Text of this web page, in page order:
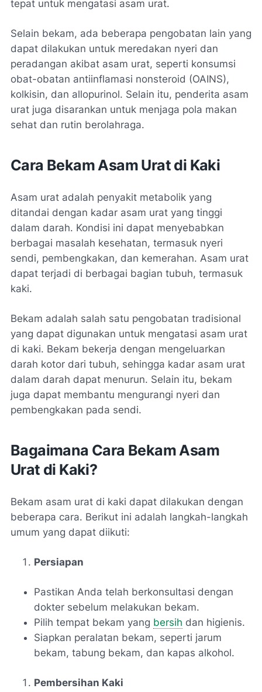
tepat untuk mengatasi asam urat.
Selain bekam, ada beberapa pengobatan lain yang
dapat dilakukan untuk meredakan nyeri dan
peradangan akibat asam urat, seperti konsumsi
obat-obatan antiinflamasi nonsteroid (OAINS),
kolkisin, dan allopurinol. Selain itu, penderita asam
urat juga disarankan untuk menjaga pola makan
sehat dan rutin berolahraga.
Cara Bekam Asam Urat di Kaki
Asam urat adalah penyakit metabolik yang
ditandai dengan kadar asam urat yang tinggi
dalam darah. Kondisi ini dapat menyebabkan
berbagai masalah kesehatan, termasuk nyeri
sendi, pembengkakan, dan kemerahan. Asam urat
dapat terjadi di berbagai bagian tubuh, termasuk
kaki.
Bekam adalah salah satu pengobatan tradisional
yang dapat digunakan untuk mengatasi asam urat
di kaki. Bekam bekerja dengan mengeluarkan
darah kotor dari tubuh, sehingga kadar asam urat
dalam darah dapat menurun. Selain itu, bekam
juga dapat membantu mengurangi nyeri dan
pembengkakan pada sendi.
Bagaimana Cara Bekam Asam
Urat di Kaki?
Bekam asam urat di kaki dapat dilakukan dengan
beberapa cara. Berikut ini adalah langkah-langkah
umum yang dapat diikuti:
Persiapan
Pastikan Anda telah berkonsultasi dengan
dokter sebelum melakukan bekam.
Pilih tempat bekam yang bersih dan higienis.
Siapkan peralatan bekam, seperti jarum
bekam, tabung bekam, dan kapas alkohol.
Pembersihan Kaki